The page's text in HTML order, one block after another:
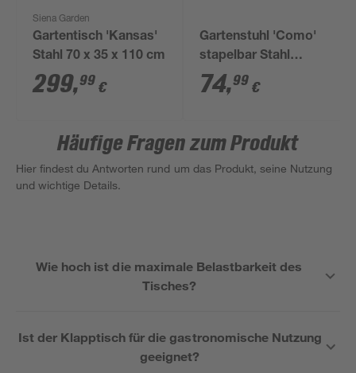
Siena Garden
Gartentisch 'Kansas'
Stahl 70 x 35 x 110 cm
299,99 €
Gartenstuhl 'Como'
stapelbar Stahl
schwarz 43 x 93,5 x
49 cm
74,99 €
Häufige Fragen zum Produkt
Hier findest du Antworten rund um das Produkt, seine Nutzung
und wichtige Details.
Wie hoch ist die maximale Belastbarkeit des
Tisches?
Ist der Klapptisch für die gastronomische Nutzung
geeignet?